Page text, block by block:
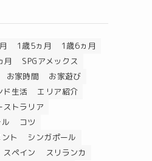
1歳5ヵ月
1歳6ヵ月
月
SPGアメックス
お家時間
お家遊び
ド生活
エリア紹介
ストラリア
コツ
ト
シンガポール
スペイン
スリランカ